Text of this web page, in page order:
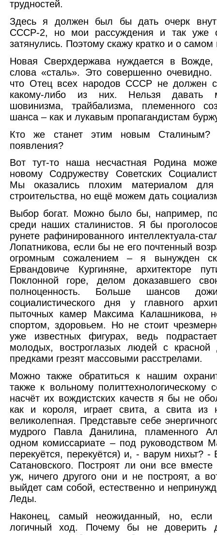
трудностей.
Здесь я должен был бы дать очерк
СССР-2, но мои рассуждения и так уже
затянулись. Поэтому скажу кратко и о самом
Новая Сверхдержава нуждается в
слова «сталь». Это совершенно
что Отец всех народов СССР не должен
какому-либо из них. Нельзя давать
шовинизма, трайбализма, племенного
шанса – как и лукавым пропагандистам
Кто же станет этим новым Сталиным?
появления?
Вот тут-то наша несчастная Родина
новому Содружеству Советских
Мы оказались плохим материалом для
строительства, но ещё можем дать
Выбор богат. Можно было бы, например,
среди наших сталинистов. Я бы
рунете рафинированного интеллектуала-
Лопатникова, если бы не его почтенный
огромным сожалением – я вынужден
Ервандовиче Кургиняне, архитекторе
Поклонной горе, делом доказавшего
полноценность. Больше шансов
социалистического дня у главного
пыточных камер Максима Калашникова,
спортом, здоровьем. Но не стоит
уже известных фигурах, ведь
молодых, востроглазых людей с
предками грезят массовыми расстрелами.
Можно также обратиться к нашим
также к вольному политтехнологическому
насчёт их вождистских качеств я бы не
как и короля, играет свита, а свита из
великолепная. Представьте себе
мудрого Павла Данилина, пламенного
одном комиссариате – под руководством
перекуётся, перекуётся) и, - варум нихьт? -
Сатановского. Построят ли они все
уж, ничего другого они и не построят, а
выйдет сам собой, естественно и
Леды.
Наконец, самый неожиданный, но, если
логичный ход. Почему бы не доверить